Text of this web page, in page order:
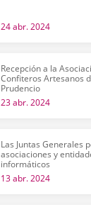
24 abr. 2024
Recepción a la
Confiteros Artesanos
Prudencio
23 abr. 2024
Las Juntas Generales
asociaciones y
informáticos
13 abr. 2024